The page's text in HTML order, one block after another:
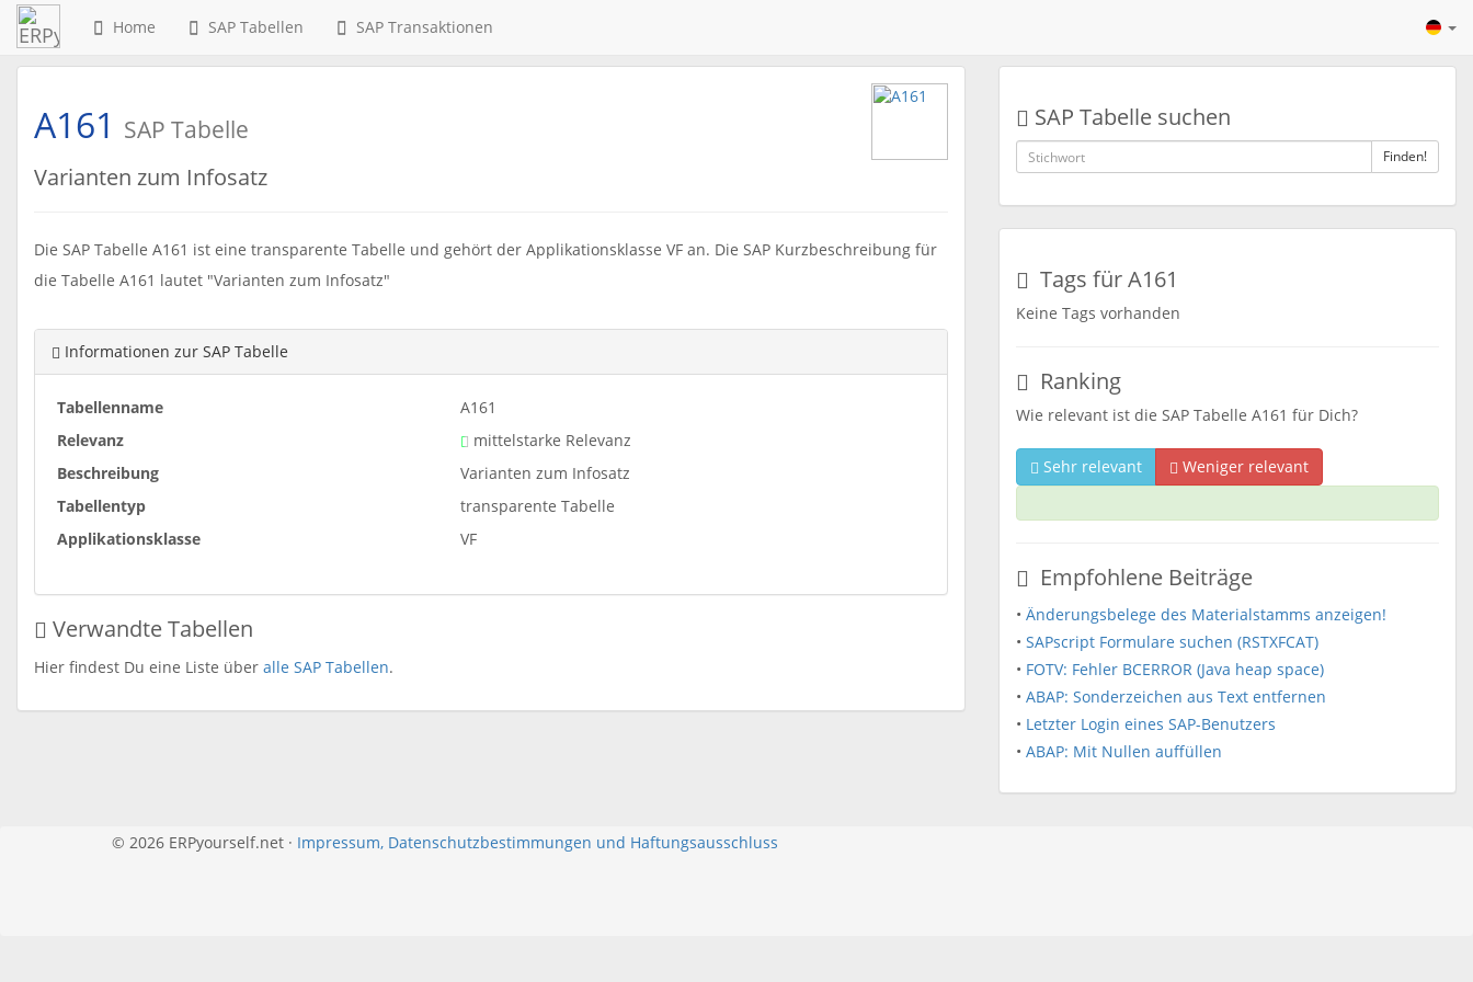
Home SAP Tabellen SAP Transaktionen
A161 SAP Tabelle
Varianten zum Infosatz
Die SAP Tabelle A161 ist eine transparente Tabelle und gehört der Applikationsklasse VF an. Die SAP Kurzbeschreibung für
die Tabelle A161 lautet "Varianten zum Infosatz"
Informationen zur SAP Tabelle
Tabellenname
A161
Relevanz
mittelstarke Relevanz
Beschreibung
Varianten zum Infosatz
Tabellentyp
transparente Tabelle
Applikationsklasse
VF
Verwandte Tabellen
Hier findest Du eine Liste über alle SAP Tabellen.
SAP Tabelle suchen
Finden!
Tags für A161
Keine Tags vorhanden
Ranking
Wie relevant ist die SAP Tabelle A161 für Dich?
Sehr relevant Weniger relevant
Empfohlene Beiträge
• Änderungsbelege des Materialstamms anzeigen!
• SAPscript Formulare suchen (RSTXFCAT)
• FOTV: Fehler BCERROR (Java heap space)
• ABAP: Sonderzeichen aus Text entfernen
• Letzter Login eines SAP-Benutzers
• ABAP: Mit Nullen auffüllen
© 2026 ERPyourself.net · Impressum, Datenschutzbestimmungen und Haftungsausschluss